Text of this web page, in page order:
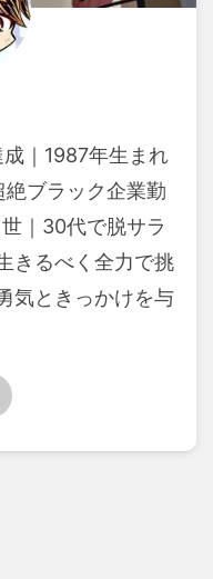
｜1987年生まれ
ブラック企業勤
｜30代で脱サラ
きるべく全力で挑
気ときっかけを与